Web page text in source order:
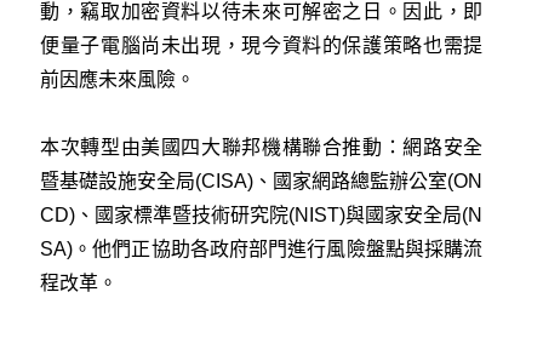
動，竊取加密資料以待未來可解密之日。因此，即
便量子電腦尚未出現，現今資料的保護策略也需提
前因應未來風險。
本次轉型由美國四大聯邦機構聯合推動：網路安全
暨基礎設施安全局(CISA)、國家網路總監辦公室(ON
CD)、國家標準暨技術研究院(NIST)與國家安全局(N
SA)。他們正協助各政府部門進行風險盤點與採購流
程改革。